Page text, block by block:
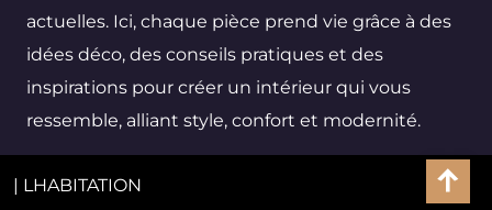
actuelles. Ici, chaque pièce prend vie grâce à des
idées déco, des conseils pratiques et des
inspirations pour créer un intérieur qui vous
ressemble, alliant style, confort et modernité.
| LHABITATION